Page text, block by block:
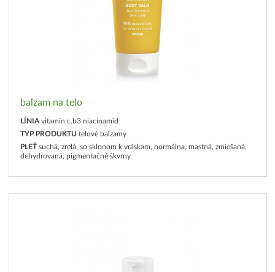
balzam na telo
LÍNIA vitamín c.b3 niacínamid
TYP PRODUKTU telové balzamy
PLEŤ suchá, zrelá, so sklonom k vráskam, normálna, mastná, zmiešaná,
dehydrovaná, pigmentačné škvrny